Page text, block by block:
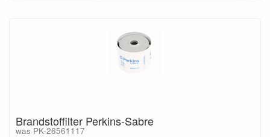
Brandstoffilter Perkins-Sabre
was PK-26561117